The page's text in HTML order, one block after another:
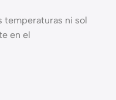
temperaturas ni sol
en el